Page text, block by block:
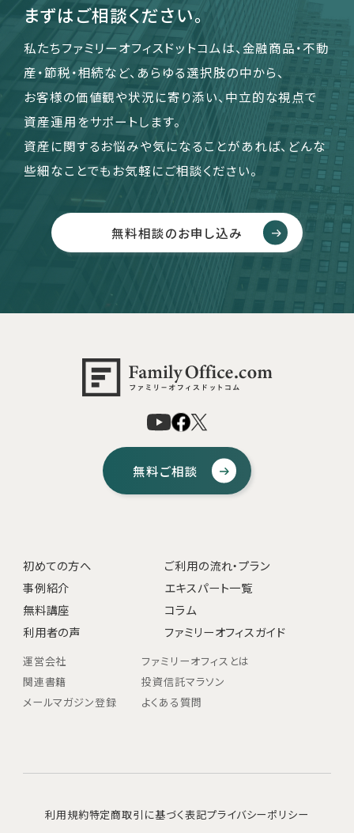
まずはご相談ください。
私たちファミリーオフィスドットコムは、金融商品・不動
産・節税・相続など、あらゆる選択肢の中から、
お客様の価値観や状況に寄り添い、中立的な視点で
資産運用をサポートします。
資産に関するお悩みや気になることがあれば、どんな
些細なことでもお気軽にご相談ください。
無料相談のお申し込み
無料ご相談
初めての方へ
ご利用の流れ・プラン
事例紹介
エキスパート一覧
無料講座
コラム
利用者の声
ファミリーオフィスガイド
運営会社
ファミリーオフィスとは
関連書籍
投資信託マラソン
メールマガジン登録
よくある質問
利用規約特定商取引に基づく表記プライバシーポリシー